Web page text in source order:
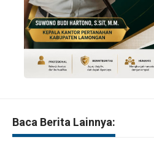
Baca Berita Lainnya: